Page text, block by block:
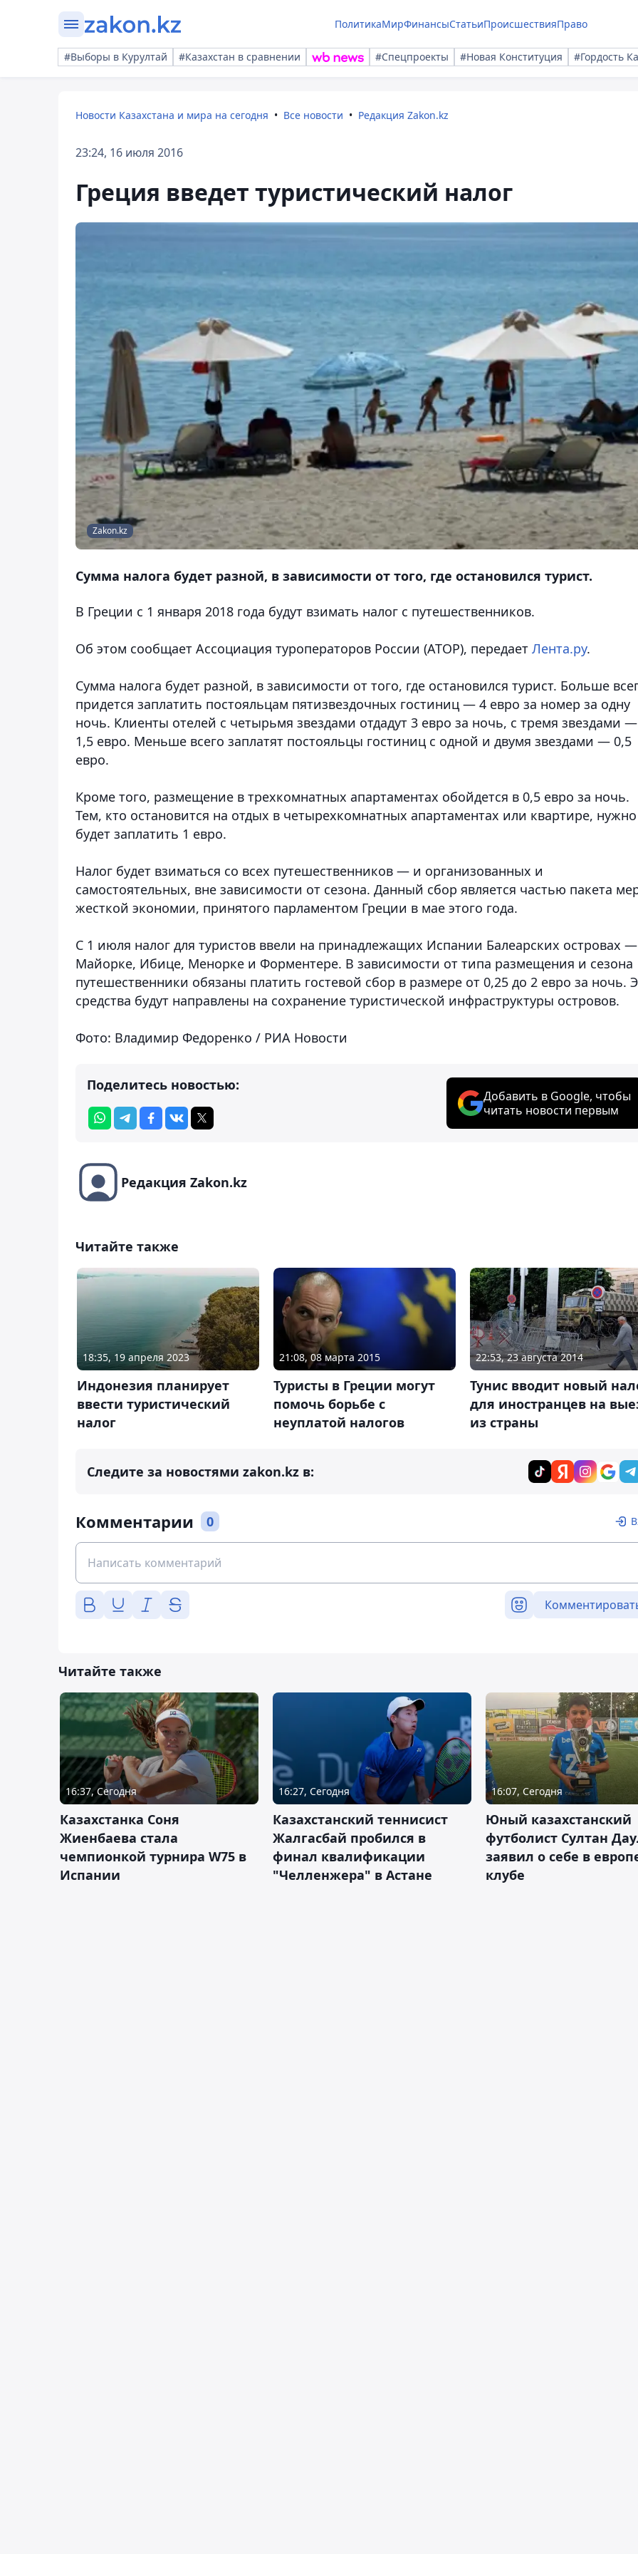
ПолитикаМирФинансыСтатьиПроисшествияПраво
#Выборы в Курултай #Казахстан в сравнении #Спецпроекты #Новая Конституция #Гордость
Новости Казахстана и мира на сегодня Все новости Редакция Zakon.kz
23:24, 16 июля 2016
Греция введет туристический налог
Zakon.kz
Сумма налога будет разной, в зависимости от того, где остановился турист.
В Греции с 1 января 2018 года будут взимать налог с путешественников.
Об этом сообщает Ассоциация туроператоров России (АТОР), передает Лента.ру.
Сумма налога будет разной, в зависимости от того, где остановился турист. Больше
придется заплатить постояльцам пятизвездочных гостиниц — 4 евро за номер за одну
ночь. Клиенты отелей с четырьмя звездами отдадут 3 евро за ночь, с тремя звездами —
1,5 евро. Меньше всего заплатят постояльцы гостиниц с одной и двумя звездами — 0,5
евро.
Кроме того, размещение в трехкомнатных апартаментах обойдется в 0,5 евро за ночь.
Тем, кто остановится на отдых в четырехкомнатных апартаментах или квартире, нужно
будет заплатить 1 евро.
Налог будет взиматься со всех путешественников — и организованных и
самостоятельных, вне зависимости от сезона. Данный сбор является частью пакета
жесткой экономии, принятого парламентом Греции в мае этого года.
С 1 июля налог для туристов ввели на принадлежащих Испании Балеарских островах —
Майорке, Ибице, Менорке и Форментере. В зависимости от типа размещения и сезона
путешественники обязаны платить гостевой сбор в размере от 0,25 до 2 евро за ночь.
средства будут направлены на сохранение туристической инфраструктуры островов.
Фото: Владимир Федоренко / РИА Новости
Поделитесь новостью:
Добавить в Google, чтобы
читать новости первым
Редакция Zakon.kz
Читайте также
18:35, 19 апреля 2023
Индонезия планирует
ввести туристический
налог
21:08, 08 марта 2015
Туристы в Греции могут
помочь борьбе с
неуплатой налогов
22:53, 23 августа 2014
Тунис вводит новый
для иностранцев на
из страны
Следите за новостями zakon.kz в:
Комментарии 0
Читайте также
16:37, Сегодня
Казахстанка Соня
Жиенбаева стала
чемпионкой турнира W75 в
Испании
16:27, Сегодня
Казахстанский теннисист
Жалгасбай пробился в
финал квалификации
"Челленжера" в Астане
16:07, Сегодня
Юный казахстанский
футболист Султан
заявил о себе в
клубе